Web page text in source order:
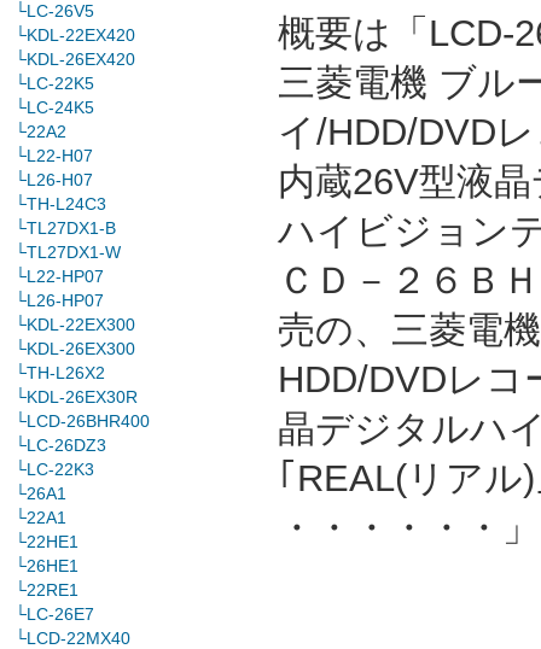
概要は「LCD-
三菱電機 ブル
イ/HDD/DVD
内蔵26V型液
ハイビジョン
ＣＤ－２６Ｂ
売の、三菱電
HDD/DVDレコ
晶デジタルハ
｢REAL(リアル
・・・・・・」
└LC-26V5
└KDL-22EX420
└KDL-26EX420
└LC-22K5
└LC-24K5
└22A2
└L22-H07
└L26-H07
└TH-L24C3
└TL27DX1-B
└TL27DX1-W
└L22-HP07
└L26-HP07
└KDL-22EX300
└KDL-26EX300
└TH-L26X2
└KDL-26EX30R
└LCD-26BHR400
└LC-26DZ3
└LC-22K3
└26A1
└22A1
└22HE1
└26HE1
└22RE1
└LC-26E7
└LCD-22MX40